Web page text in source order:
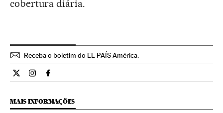
cobertura diária.
Receba o boletim do EL PAÍS América.
Economia El País Brasil en Twitter
Economia El País Brasil en Instagram
Economia El País Brasil en Facebook
MAIS INFORMAÇÕES